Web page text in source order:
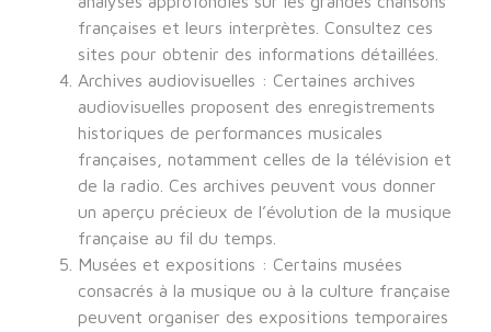
françaises et leurs interprètes. Consultez ces
sites pour obtenir des informations détaillées.
Archives audiovisuelles : Certaines archives
audiovisuelles proposent des enregistrements
historiques de performances musicales
françaises, notamment celles de la télévision et
de la radio. Ces archives peuvent vous donner
un aperçu précieux de l’évolution de la musique
française au fil du temps.
Musées et expositions : Certains musées
consacrés à la musique ou à la culture française
peuvent organiser des expositions temporaires